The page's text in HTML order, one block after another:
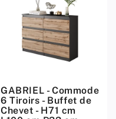
GABRIEL - Commode
6 Tiroirs - Buffet de
Chevet - H71 cm